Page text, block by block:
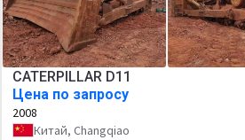
CATERPILLAR D11
Цена по запросу
2008
Китай, Changqiao